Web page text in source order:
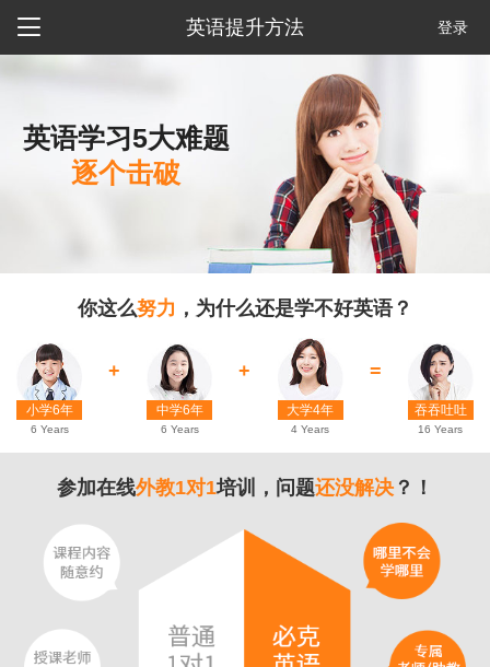
 英语提升方法 登录
英语学习5大难题
逐个击破
你这么努力 ，为什么还是学不好英语？
小学6年
6 Years
+
中学6年
6 Years
+
大学4年
4 Years
=
吞吞吐吐
16 Years
参加在线外教1对1培训，问题还没解决 ？！